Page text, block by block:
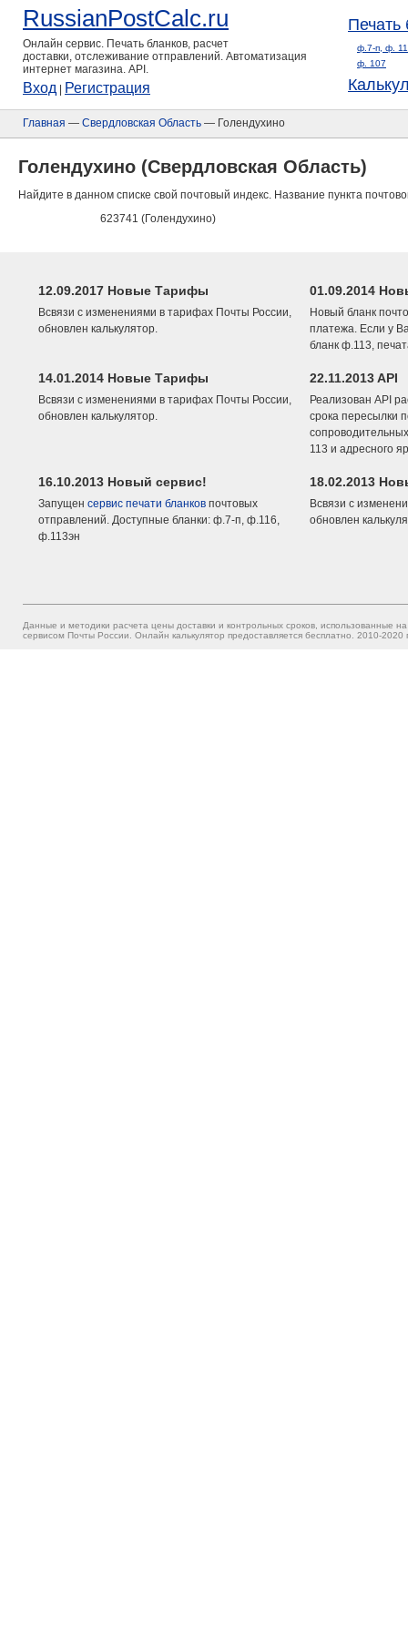
RussianPostCalc.ru
Онлайн сервис. Печать бланков, расчет
доставки, отслеживание отправлений. Автоматизация
интернет магазина. API.
Вход Регистрация
Печать
ф.7-п, ф.
ф. 107
Главная — Свердловская Область — Голендухино
Голендухино (Свердловская Область)
Найдите в данном списке свой почтовый индекс. Название пункта
623741 (Голендухино)
12.09.2017 Новые Тарифы
Всвязи с изменениями в тарифах Почты России,
обновлен калькулятор.
01.09.2014
Новый бланк
платежа. Если у
бланк ф.113,
14.01.2014 Новые Тарифы
Всвязи с изменениями в тарифах Почты России,
обновлен калькулятор.
22.11.2013 API
Реализован API
срока пересылки
113 и адресного
16.10.2013 Новый сервис!
Запущен сервис печати бланков почтовых
отправлений. Доступные бланки: ф.7-п, ф.116,
ф.113эн
18.02.2013
Всвязи с
обновлен
Данные и методики расчета цены доставки и контрольных сроков, использованные
сервисом Почты России. Онлайн калькулятор предоставляется бесплатно. 2010-2020